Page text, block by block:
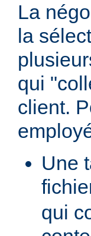
La
la
qui
client.
Une
qui